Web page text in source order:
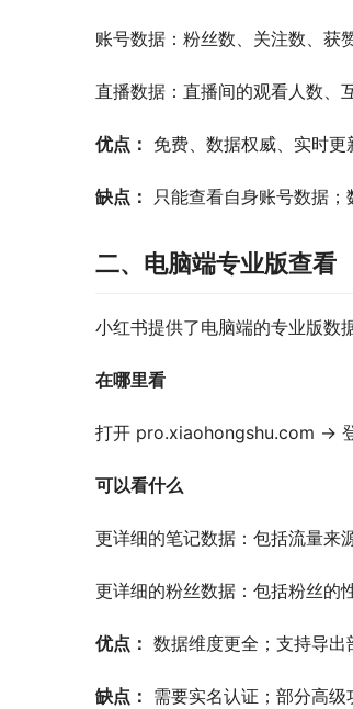
账号数据：粉丝数、关注数、获
直播数据：直播间的观看人数、
优点： 免费、数据权威、实时更
缺点： 只能查看自身账号数据
二、电脑端专业版查看
小红书提供了电脑端的专业版数
在哪里看
打开 pro.xiaohongshu.com →
可以看什么
更详细的笔记数据：包括流量来
更详细的粉丝数据：包括粉丝的
优点： 数据维度更全；支持导出
缺点： 需要实名认证；部分高